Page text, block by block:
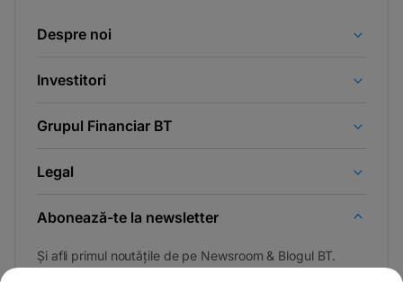
Despre noi
Investitori
Grupul Financiar BT
Legal
Abonează-te la newsletter
Și afli primul noutățile de pe Newsroom & Blogul BT.